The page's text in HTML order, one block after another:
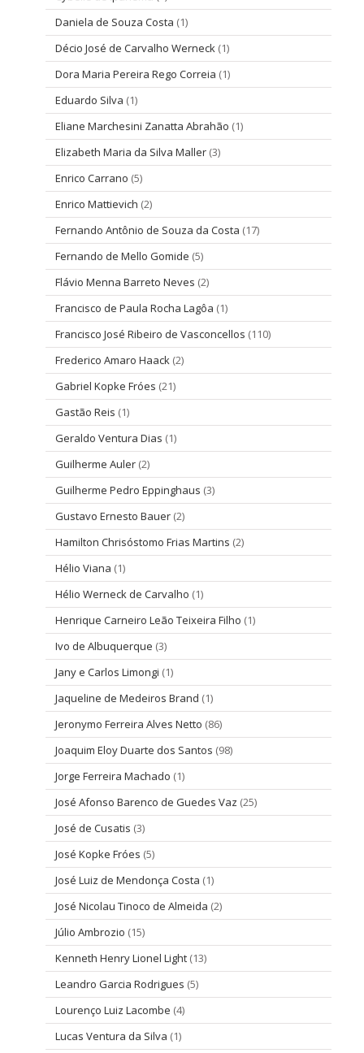
Daniela de Souza Costa (1)
Décio José de Carvalho Werneck (1)
Dora Maria Pereira Rego Correia (1)
Eduardo Silva (1)
Eliane Marchesini Zanatta Abrahão (1)
Elizabeth Maria da Silva Maller (3)
Enrico Carrano (5)
Enrico Mattievich (2)
Fernando Antônio de Souza da Costa (17)
Fernando de Mello Gomide (5)
Flávio Menna Barreto Neves (2)
Francisco de Paula Rocha Lagôa (1)
Francisco José Ribeiro de Vasconcellos (110)
Frederico Amaro Haack (2)
Gabriel Kopke Fróes (21)
Gastão Reis (1)
Geraldo Ventura Dias (1)
Guilherme Auler (2)
Guilherme Pedro Eppinghaus (3)
Gustavo Ernesto Bauer (2)
Hamilton Chrisóstomo Frias Martins (2)
Hélio Viana (1)
Hélio Werneck de Carvalho (1)
Henrique Carneiro Leão Teixeira Filho (1)
Ivo de Albuquerque (3)
Jany e Carlos Limongi (1)
Jaqueline de Medeiros Brand (1)
Jeronymo Ferreira Alves Netto (86)
Joaquim Eloy Duarte dos Santos (98)
Jorge Ferreira Machado (1)
José Afonso Barenco de Guedes Vaz (25)
José de Cusatis (3)
José Kopke Fróes (5)
José Luiz de Mendonça Costa (1)
José Nicolau Tinoco de Almeida (2)
Júlio Ambrozio (15)
Kenneth Henry Lionel Light (13)
Leandro Garcia Rodrigues (5)
Lourenço Luiz Lacombe (4)
Lucas Ventura da Silva (1)